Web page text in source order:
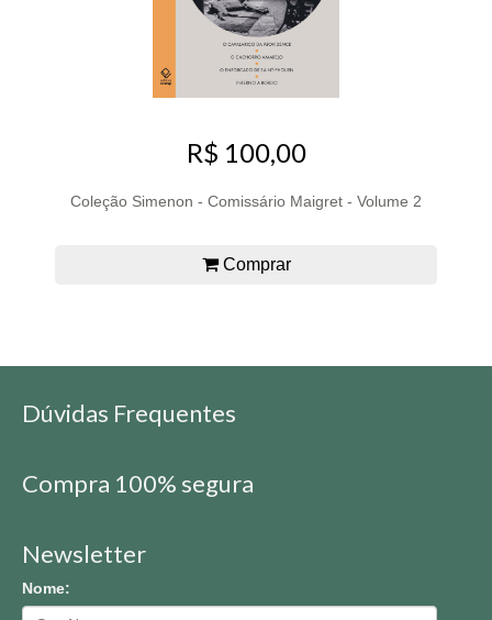
R$ 100,00
Coleção Simenon - Comissário Maigret - Volume 2
Comprar
Dúvidas Frequentes
Compra 100% segura
Newsletter
Nome: